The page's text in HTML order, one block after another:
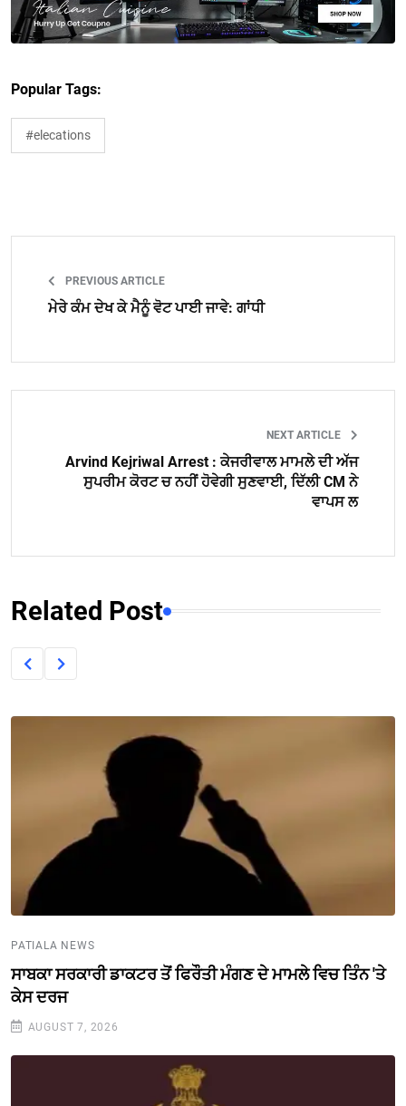
Popular Tags:
#elecations
PREVIOUS ARTICLE
ਮੇਰੇ ਕੰਮ ਦੇਖ ਕੇ ਮੈਨੂੰ ਵੋਟ ਪਾਈ ਜਾਵੇ: ਗਾਂਧੀ
NEXT ARTICLE
Arvind Kejriwal Arrest : ਕੇਜਰੀਵਾਲ ਮਾਮਲੇ ਦੀ ਅੱਜ
ਸੁਪਰੀਮ ਕੋਰਟ ਚ ਨਹੀਂ ਹੋਵੇਗੀ ਸੁਣਵਾਈ, ਦਿੱਲੀ CM ਨੇ
ਵਾਪਸ ਲ
Related Post
PATIALA NEWS
ਸਾਬਕਾ ਸਰਕਾਰੀ ਡਾਕਟਰ ਤੋਂ ਫਿਰੌਤੀ ਮੰਗਣ ਦੇ ਮਾਮਲੇ ਵਿਚ ਤਿੰਨ 'ਤੇ
ਕੇਸ ਦਰਜ
AUGUST 7, 2026